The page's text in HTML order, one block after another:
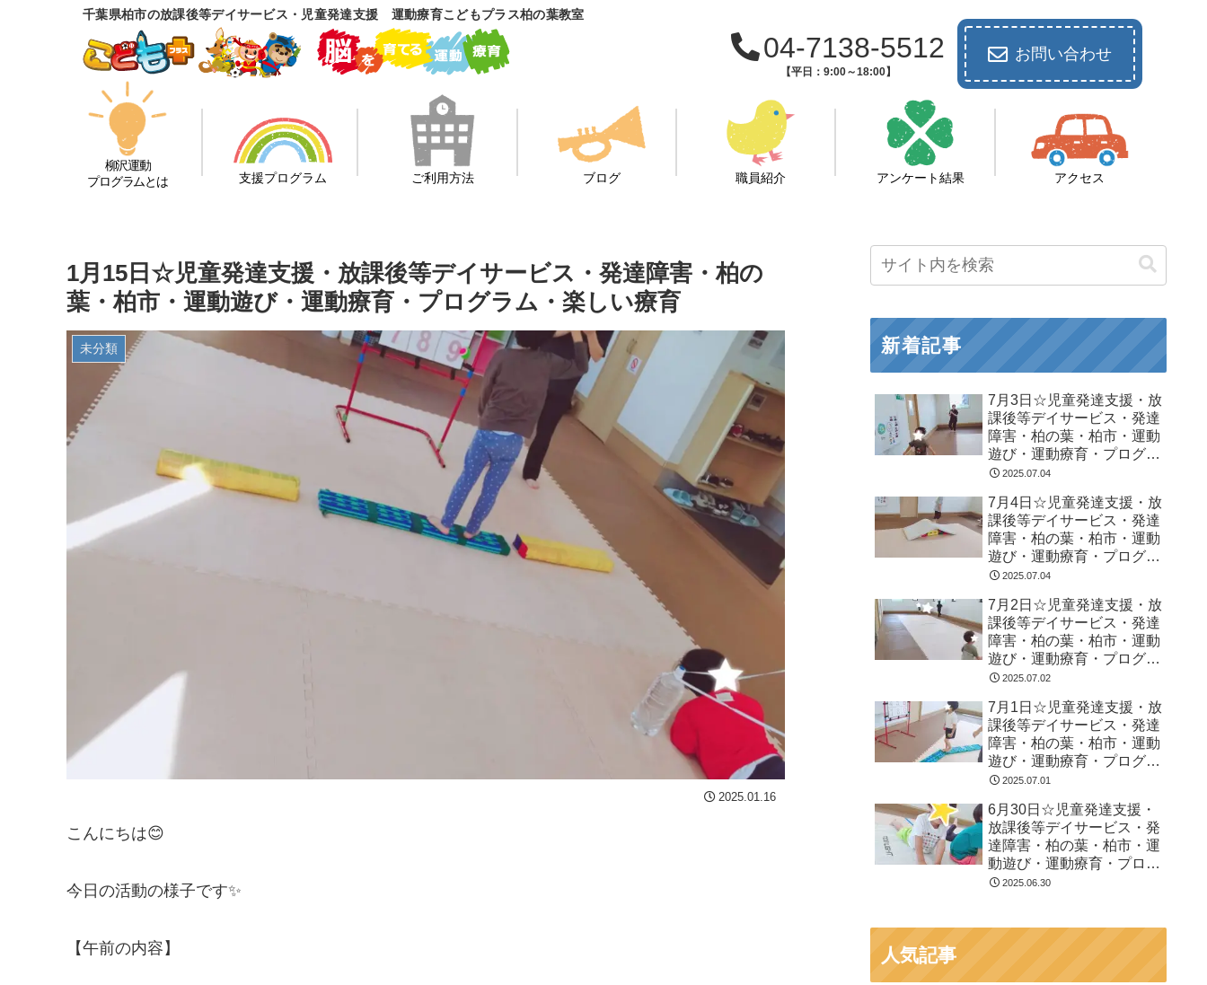
千葉県柏市の放課後等デイサービス・児童発達支援 運動療育こどもプラス柏の葉教室
04-7138-5512
【平日：9:00～18:00】
お問い合わせ
柳沢運動
プログラムとは
支援プログラム ご利用方法 ブログ 職員紹介 アンケート結果 アクセス
1月15日☆児童発達支援・放課後等デイサービス・発達障害・柏の
葉・柏市・運動遊び・運動療育・プログラム・楽しい療育
未分類
2025.01.16
こんにちは😊
今日の活動の様子です✨
【午前の内容】
新着記事
7月3日☆児童発達支援・放
課後等デイサービス・発達
障害・柏の葉・柏市・運動
遊び・運動療育・プログラ
ム・楽しい療育
2025.07.04
7月4日☆児童発達支援・放
課後等デイサービス・発達
障害・柏の葉・柏市・運動
遊び・運動療育・プログラ
ム・楽しい療育
2025.07.04
7月2日☆児童発達支援・放
課後等デイサービス・発達
障害・柏の葉・柏市・運動
遊び・運動療育・プログラ
ム・楽しい療育
2025.07.02
7月1日☆児童発達支援・放
課後等デイサービス・発達
障害・柏の葉・柏市・運動
遊び・運動療育・プログラ
ム・楽しい療育
2025.07.01
6月30日☆児童発達支援・
放課後等デイサービス・発
達障害・柏の葉・柏市・運
動遊び・運動療育・プログ
ラム・楽しい療育
2025.06.30
人気記事